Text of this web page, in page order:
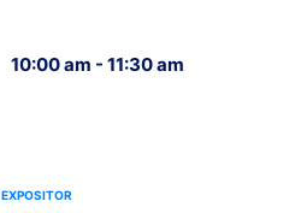
10:00 am - 11:30 am
EXPOSITOR